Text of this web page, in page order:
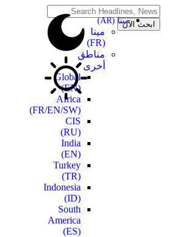
مينا (AR)
مينا
(FR)
مناطق
أخرى
Global
(EN)
Africa
(FR/EN/SW)
CIS
(RU)
India
(EN)
Turkey
(TR)
Indonesia
(ID)
South
America
(ES)